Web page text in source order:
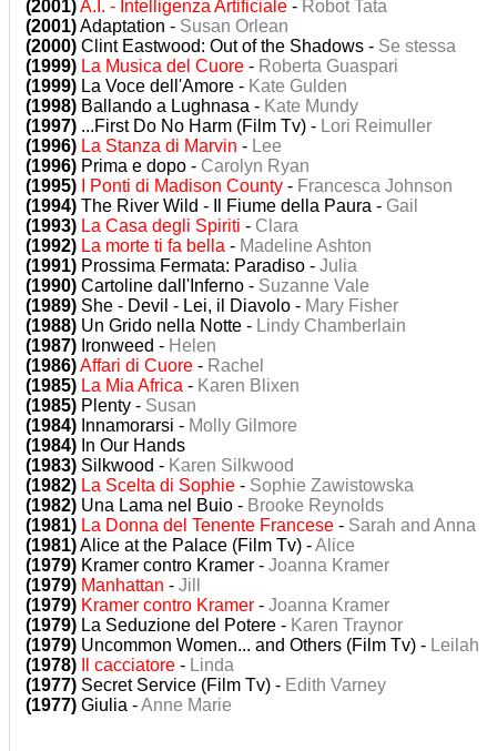
(2001)A.I. - Intelligenza Artificiale - Robot Tata
(2001)Adaptation - Susan Orlean
(2000) Clint Eastwood: Out of the Shadows - Se stessa
(1999) La Musica del Cuore - Roberta Guaspari
(1999) La Voce dell'Amore - Kate Gulden
(1998) Ballando a Lughnasa - Kate Mundy
(1997) ...First Do No Harm (Film Tv) - Lori Reimuller
(1996) La Stanza di Marvin - Lee
(1996) Prima e dopo - Carolyn Ryan
(1995)
I Ponti di Madison County - Francesca Johnson
(1994) The River Wild - Il Fiume della Paura - Gail
(1993) La Casa degli Spiriti - Clara
(1992) La morte ti fa bella - Madeline Ashton
(1991) Prossima Fermata: Paradiso - Julia
(1990) Cartoline dall'Inferno - Suzanne Vale
(1989) She - Devil - Lei, il Diavolo - Mary Fisher
(1988) Un Grido nella Notte - Lindy Chamberlain
(1987) Ironweed - Helen
(1986)Affari di Cuore - Rachel
(1985) La Mia Africa - Karen Blixen
(1985) Plenty - Susan
(1984) Innamorarsi - Molly Gilmore
(1984) In Our Hands
(1983) Silkwood - Karen Silkwood
(1982) La Scelta di Sophie - Sophie Zawistowska
(1982) Una Lama nel Buio - Brooke Reynolds
(1981) La Donna del Tenente Francese - Sarah and Anna
(1981)Alice at the Palace (Film Tv) -Alice
(1979) Kramer contro Kramer - Joanna Kramer
(1979) Manhattan - Jill
(1979) Kramer contro Kramer - Joanna Kramer
(1979) La Seduzione del Potere - Karen Traynor
(1979) Uncommon Women... and Others (Film Tv) - Leilah
(1978)
Il cacciatore - Linda
(1977) Secret Service (Film Tv) - Edith Varney
(1977) Giulia -Anne Marie